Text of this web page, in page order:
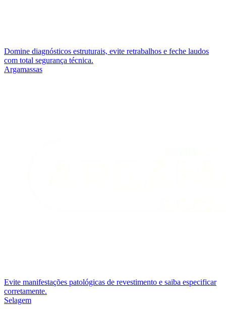
Domine diagnósticos estruturais, evite retrabalhos e feche laudos
com total segurança técnica.
Argamassas
Evite manifestações patológicas de revestimento e saiba especificar
corretamente.
Selagem